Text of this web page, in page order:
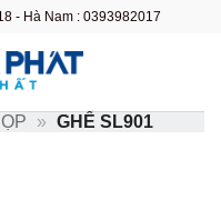
- Hà Nam : 0393982017
» GHẾ SL901